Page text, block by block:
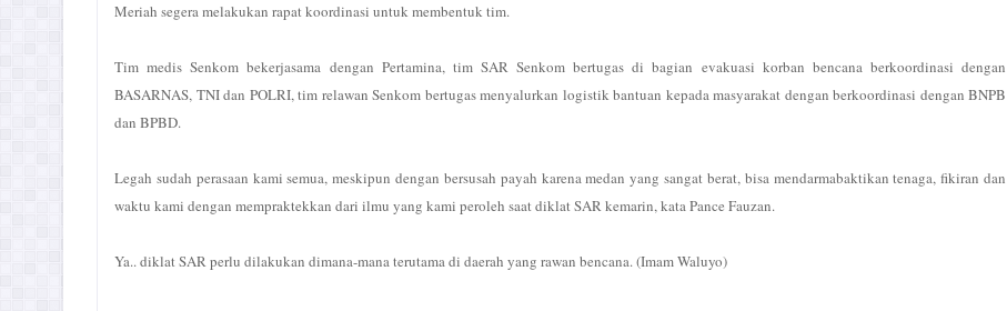
Meriah segera melakukan rapat koordinasi untuk membentuk tim.
Tim medis Senkom bekerjasama dengan Pertamina, tim SAR Senkom bertugas di bagian evakuasi korban bencana berkoordinasi dengan
BASARNAS, TNI dan POLRI, tim relawan Senkom bertugas menyalurkan logistik bantuan kepada masyarakat dengan berkoordinasi dengan BNPB
dan BPBD.
Legah sudah perasaan kami semua, meskipun dengan bersusah payah karena medan yang sangat berat, bisa mendarmabaktikan tenaga, fikiran dan
waktu kami dengan mempraktekkan dari ilmu yang kami peroleh saat diklat SAR kemarin, kata Pance Fauzan.
Ya.. diklat SAR perlu dilakukan dimana-mana terutama di daerah yang rawan bencana. (Imam Waluyo)